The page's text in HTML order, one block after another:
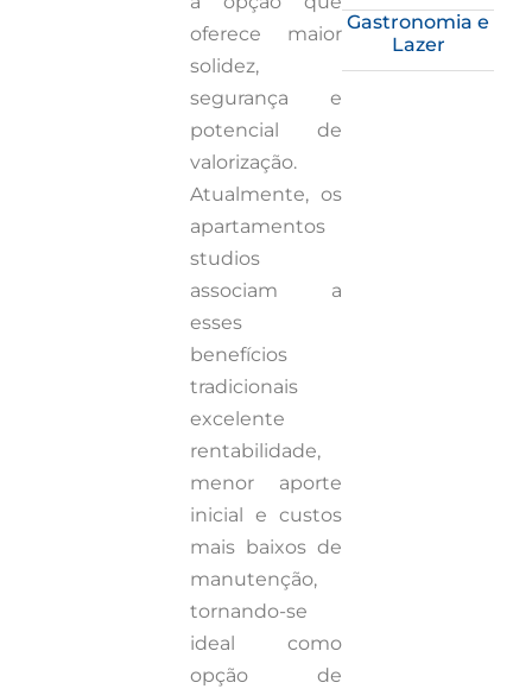
oferece maior
solidez,
segurança e
potencial de
valorização.
Atualmente, os
apartamentos
studios
associam a
esses
benefícios
tradicionais
excelente
rentabilidade,
menor aporte
inicial e custos
mais baixos de
manutenção,
tornando-se
ideal como
opção de
Gastronomia e
Lazer